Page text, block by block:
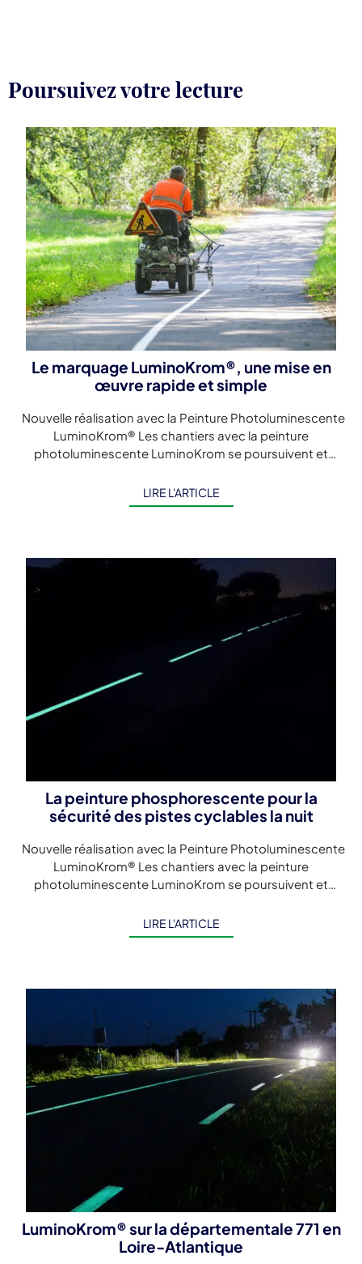
Poursuivez votre lecture
Le marquage LuminoKrom®, une mise en
œuvre rapide et simple
Nouvelle réalisation avec la Peinture Photoluminescente
LuminoKrom® Les chantiers avec la peinture
photoluminescente LuminoKrom se poursuivent et
luminescent d'un ouvrage sur […]
LIRE L'ARTICLE
La peinture phosphorescente pour la
sécurité des pistes cyclables la nuit
Nouvelle réalisation avec la Peinture Photoluminescente
LuminoKrom® Les chantiers avec la peinture
photoluminescente LuminoKrom se poursuivent et
luminescent d'un ouvrage sur […]
LIRE L'ARTICLE
LuminoKrom® sur la départementale 771 en
Loire-Atlantique